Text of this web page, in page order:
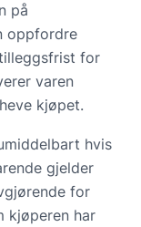
på
oppfordre
for
varen
kjøpet.
hvis
gjelder
for
kjøperen har